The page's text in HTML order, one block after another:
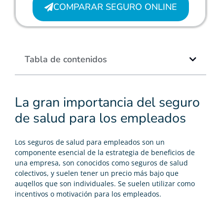
La gran importancia del seguro
de salud para los empleados
Los seguros de salud para empleados son un
componente esencial de la estrategia de beneficios de
una empresa, son conocidos como seguros de salud
colectivos, y suelen tener un precio más bajo que
auqellos que son individuales. Se suelen utilizar como
incentivos o motivación para los empleados.
COMPARAR SEGURO ONLINE
Tabla de contenidos